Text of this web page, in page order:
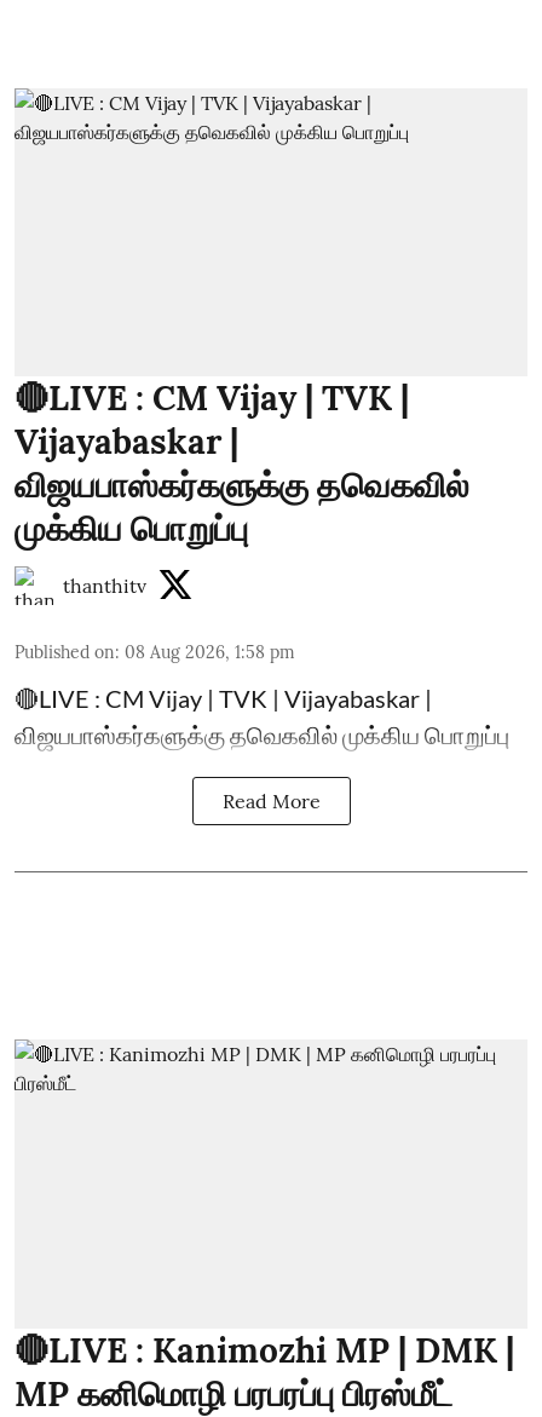
🔴LIVE : CM Vijay | TVK |
Vijayabaskar |
விஜயபாஸ்கர்களுக்கு தவெகவில்
முக்கிய பொறுப்பு
thanthitv
Published on: 08 Aug 2026, 1:58 pm
🔴LIVE : CM Vijay | TVK | Vijayabaskar |
விஜயபாஸ்கர்களுக்கு தவெகவில் முக்கிய பொறுப்பு
Read More
🔴LIVE : Kanimozhi MP | DMK |
MP கனிமொழி பரபரப்பு பிரஸ்மீட்